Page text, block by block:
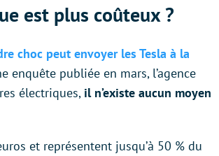
est plus coûteux ?
choc peut envoyer les Tesla à la
enquête publiée en mars, l’agence
électriques, il n’existe aucun moyen
et représentent jusqu’à 50 % du